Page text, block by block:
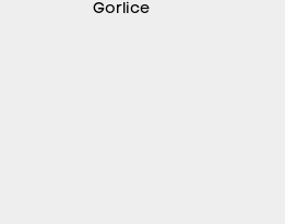
Gorlice